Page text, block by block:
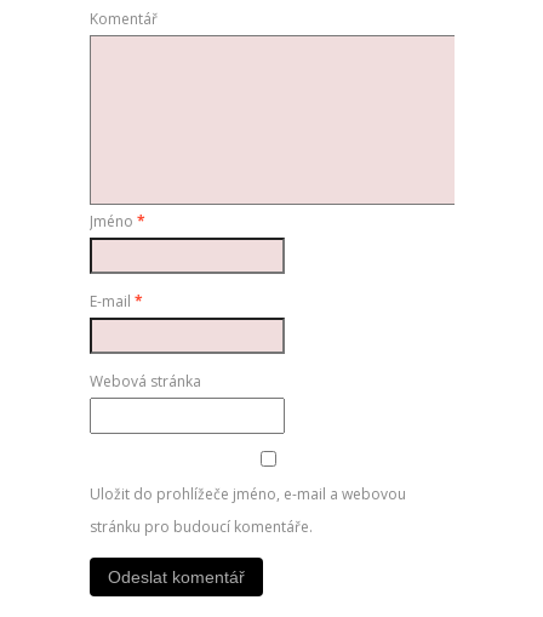
Komentář
Jméno *
E-mail *
Webová stránka
Uložit do prohlížeče jméno, e-mail a webovou
stránku pro budoucí komentáře.